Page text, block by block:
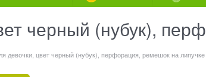
черный (нубук),
девочки, цвет черный (нубук), перфорация, ремешок на липучке